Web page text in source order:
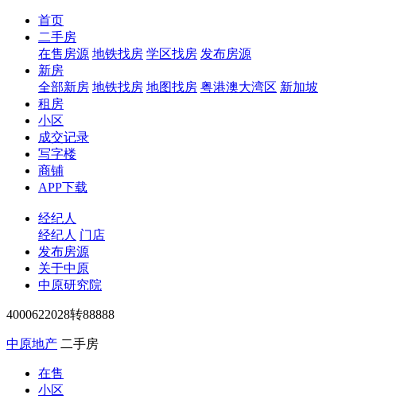
首页
二手房
在售房源 地铁找房 学区找房 发布房源
新房
全部新房 地铁找房 地图找房 粤港澳大湾区 新加坡
租房
小区
成交记录
写字楼
商铺
APP下载
经纪人
经纪人 门店
发布房源
关于中原
中原研究院
4000622028转88888
中原地产 二手房
在售
小区